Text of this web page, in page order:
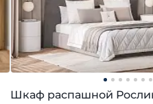
Шкаф распашной